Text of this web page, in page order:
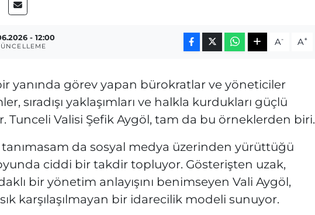
- 12:00 A- A+
yanında görev yapan bürokratlar ve yöneticiler
sıradışı yaklaşımları ve halkla kurdukları güçlü
Tunceli Valisi Şefik Aygöl, tam da bu örneklerden biri.
da sosyal medya üzerinden yürüttüğü
ciddi bir takdir topluyor. Gösterişten uzak,
bir yönetim anlayışını benimseyen Vali Aygöl,
karşılaşılmayan bir idarecilik modeli sunuyor.